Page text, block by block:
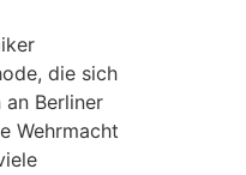
die sich
Berliner
Wehrmacht